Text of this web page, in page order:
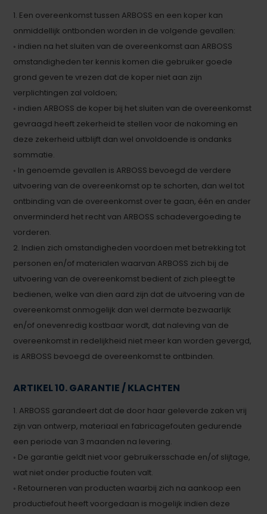
1. Een overeenkomst tussen ARBOSS en een koper kan
onmiddellijk ontbonden worden in de volgende gevallen:
◦ indien na het sluiten van de overeenkomst aan ARBOSS
omstandigheden ter kennis komen die gebruiker goede
grond geven te vrezen dat de koper niet aan zijn
verplichtingen zal voldoen;
◦ indien ARBOSS de koper bij het sluiten van de overeenkomst
gevraagd heeft zekerheid te stellen voor de nakoming en
deze zekerheid uitblijft dan wel onvoldoende is ondanks
sommatie.
◦ In genoemde gevallen is ARBOSS bevoegd de verdere
uitvoering van de overeenkomst op te schorten, dan wel tot
ontbinding van de overeenkomst over te gaan, één en ander
onverminderd het recht van ARBOSS schadevergoeding te
vorderen.
2. Indien zich omstandigheden voordoen met betrekking tot
personen en/of materialen waarvan ARBOSS zich bij de
uitvoering van de overeenkomst bedient of zich pleegt te
bedienen, welke van dien aard zijn dat de uitvoering van de
overeenkomst onmogelijk dan wel dermate bezwaarlijk
en/of onevenredig kostbaar wordt, dat naleving van de
overeenkomst in redelijkheid niet meer kan worden gevergd,
is ARBOSS bevoegd de overeenkomst te ontbinden.
ARTIKEL 10. GARANTIE / KLACHTEN
1. ARBOSS garandeert dat de door haar geleverde zaken vrij
zijn van ontwerp, materiaal en fabricagefouten gedurende
een periode van 3 maanden na levering.
◦ De garantie geldt niet voor gebruikersschade en/of slijtage,
wat niet onder productie fouten valt.
◦ Retourneren van producten waarbij zich na aankoop een
productiefout heeft voorgedaan is mogelijk indien deze